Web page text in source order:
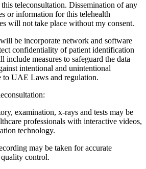
teleconsultation. Dissemination of any
or information for this telehealth
will not take place without my consent.
be incorporate network and software
confidentiality of patient identification
include measures to safeguard the data
intentional and unintentional
to UAE Laws and regulation.
examination, x-rays and tests may be
professionals with interactive videos,
technology.
may be taken for accurate
quality control.